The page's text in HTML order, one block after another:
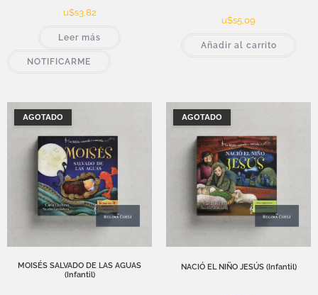
u$s3,82
Leer más
NOTIFICARME
u$s5,09
Añadir al carrito
AGOTADO
MOISÉS SALVADO DE LAS AGUAS
(Infantil)
AGOTADO
NACIÓ EL NIÑO JESÚS (Infantil)